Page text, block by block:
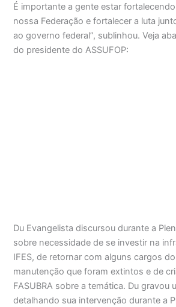
É importante a gente estar
nossa Federação e fortalecer a luta
ao governo federal”, sublinhou. Veja
do presidente do ASSUFOP:
Du Evangelista discursou durante a
sobre necessidade de se investir na
IFES, de retornar com alguns cargos
manutenção que foram extintos e de
FASUBRA sobre a temática. Du gravou
detalhando sua intervenção durante a